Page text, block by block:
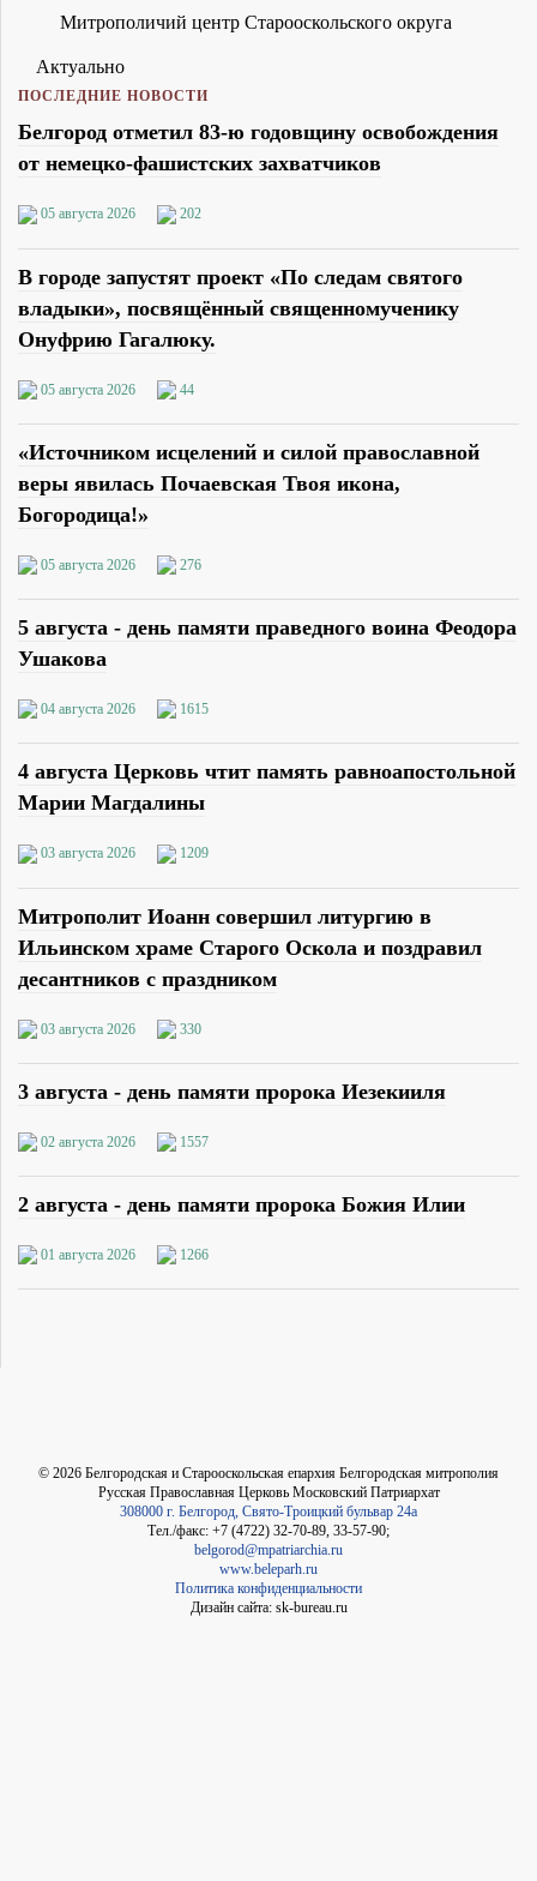
Митрополичий центр Старооскольского округа
Актуально
ПОСЛЕДНИЕ НОВОСТИ
Белгород отметил 83-ю годовщину освобождения
от немецко-фашистских захватчиков
05 августа 2026 202
В городе запустят проект «По следам святого
владыки», посвящённый священномученику
Онуфрию Гагалюку.
05 августа 2026 44
«Источником исцелений и силой православной
веры явилась Почаевская Твоя икона,
Богородица!»
05 августа 2026 276
5 августа - день памяти праведного воина Феодора
Ушакова
04 августа 2026 1615
4 августа Церковь чтит память равноапостольной
Марии Магдалины
03 августа 2026 1209
Митрополит Иоанн совершил литургию в
Ильинском храме Старого Оскола и поздравил
десантников с праздником
03 августа 2026 330
3 августа - день памяти пророка Иезекииля
02 августа 2026 1557
2 августа - день памяти пророка Божия Илии
01 августа 2026 1266
© 2026 Белгородская и Старооскольская епархия Белгородская митрополия
Русская Православная Церковь Московский Патриархат
308000 г. Белгород, Свято-Троицкий бульвар 24а
Тел./факс: +7 (4722) 32-70-89, 33-57-90;
belgorod@mpatriarchia.ru
www.beleparh.ru
Политика конфиденциальности
Дизайн сайта: sk-bureau.ru